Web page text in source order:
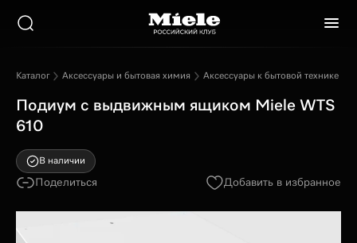
Каталог Аксессуары и бытовая химия Аксессуары к бытовой технике
Подиум с выдвижным ящиком Miele WTS
610
В наличии
Поделиться Добавить в избранное